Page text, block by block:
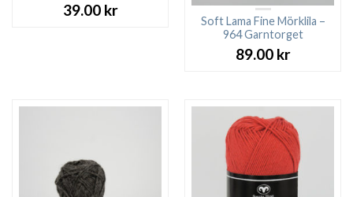
39.00 kr
Soft Lama Fine Mörklila –
964 Garntorget
89.00 kr